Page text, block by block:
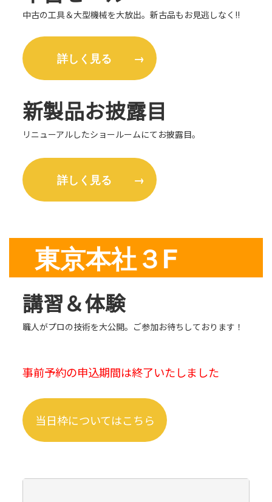
中古の工具＆大型機械を大放出。新古品もお見逃しなく‼
詳しく見る →
新製品お披露目
リニューアルしたショールームにてお披露目。
詳しく見る →
東京本社３F
講習＆体験
職人がプロの技術を大公開。ご参加お待ちしております！
事前予約の申込期間は終了いたしました
当日枠についてはこちら